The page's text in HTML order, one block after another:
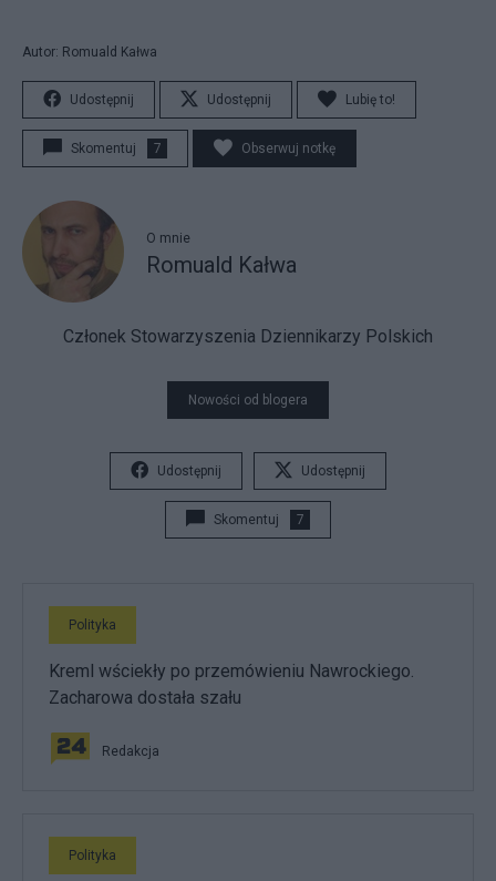
Autor: Romuald Kałwa
Udostępnij Udostępnij Lubię to!
Skomentuj 7 Obserwuj notkę
O mnie
Romuald Kałwa
Członek Stowarzyszenia Dziennikarzy Polskich
Nowości od blogera
Udostępnij Udostępnij
Skomentuj 7
Polityka
Kreml wściekły po przemówieniu Nawrockiego.
Zacharowa dostała szału
Redakcja
Polityka